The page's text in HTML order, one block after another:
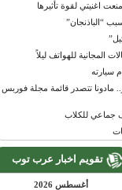
اغنيتي لقوة تأثيرها
“الباذنجان”
المجانية للهواتف ليلاً
مليون دولار.. مادونا تتصدر قائمة مجلة فوربس
جماعي للكلاب
تقويم اخبار عرب توب
أغسطس 2026